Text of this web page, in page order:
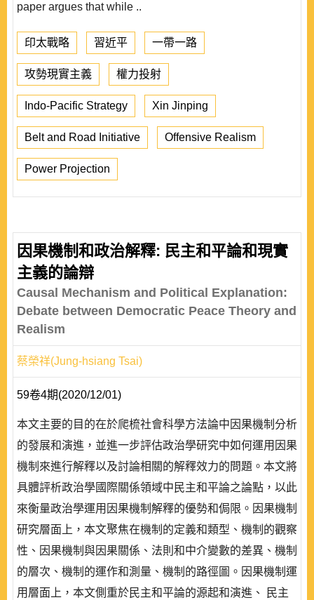
paper argues that while ..
印太戰略 習近平 一帶一路
攻勢現實主義 權力投射
Indo-Pacific Strategy Xin Jinping
Belt and Road Initiative Offensive Realism
Power Projection
因果機制和政治解釋: 民主和平論和現實
主義的論辯
Causal Mechanism and Political Explanation:
Debate between Democratic Peace Theory and
Realism
蔡榮祥(Jung-hsiang Tsai)
59卷4期(2020/12/01)
本文主要的目的在於爬梳社會科學方法論中因果機制分析
的發展和演進，並進一步評估政治學研究中如何運用因果
機制來進行解釋以及討論相關的解釋效力的問題。本文將
具體評析政治學國際關係領域中民主和平論之論點，以此
來衡量政治學運用因果機制解釋的優勢和侷限。因果機制
研究層面上，本文聚焦在機制的定義和類型、機制的觀察
性、因果機制與因果關係、法則和中介變數的差異、機制
的層次、機制的運作和測量、機制的路徑圖。因果機制運
用層面上，本文側重於民主和平論的源起和演進、 民主